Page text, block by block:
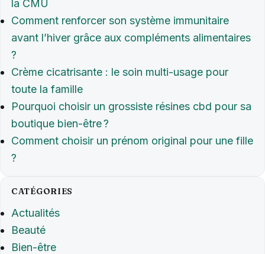
la CMU
Comment renforcer son système immunitaire
avant l’hiver grâce aux compléments alimentaires
?
Crème cicatrisante : le soin multi-usage pour
toute la famille
Pourquoi choisir un grossiste résines cbd pour sa
boutique bien-être ?
Comment choisir un prénom original pour une fille
?
CATÉGORIES
Actualités
Beauté
Bien-être